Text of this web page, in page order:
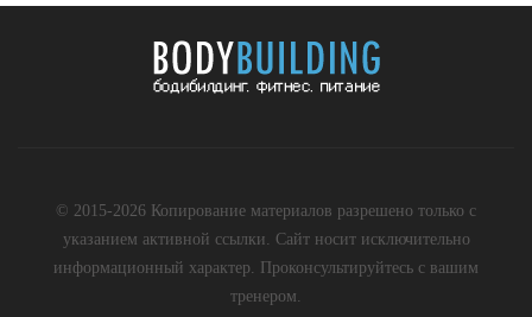
© 2015-2026 Копирование материалов разрешено только с
указанием активной ссылки. Сайт носит исключительно
информационный характер. Проконсультируйтесь с вашим
тренером.